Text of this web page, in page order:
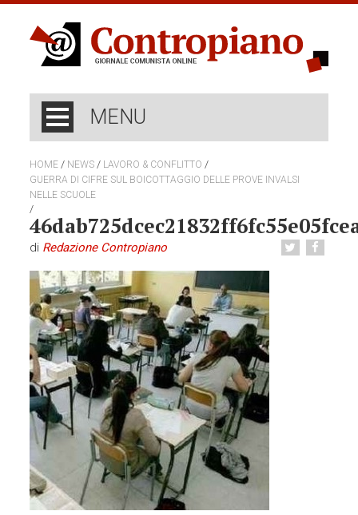
MENU
HOME / NEWS / LAVORO & CONFLITTO /
GUERRA DI CIFRE SUL BOICOTTAGGIO DELLE PROVE INVALSI
NELLE SCUOLE
/
di Redazione Contropiano